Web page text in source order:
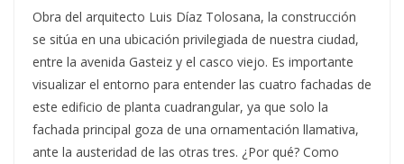
Obra del arquitecto Luis Díaz Tolosana, la construcción
se sitúa en una ubicación privilegiada de nuestra ciudad,
entre la avenida Gasteiz y el casco viejo. Es importante
visualizar el entorno para entender las cuatro fachadas de
este edificio de planta cuadrangular, ya que solo la
fachada principal goza de una ornamentación llamativa,
ante la austeridad de las otras tres. ¿Por qué? Como